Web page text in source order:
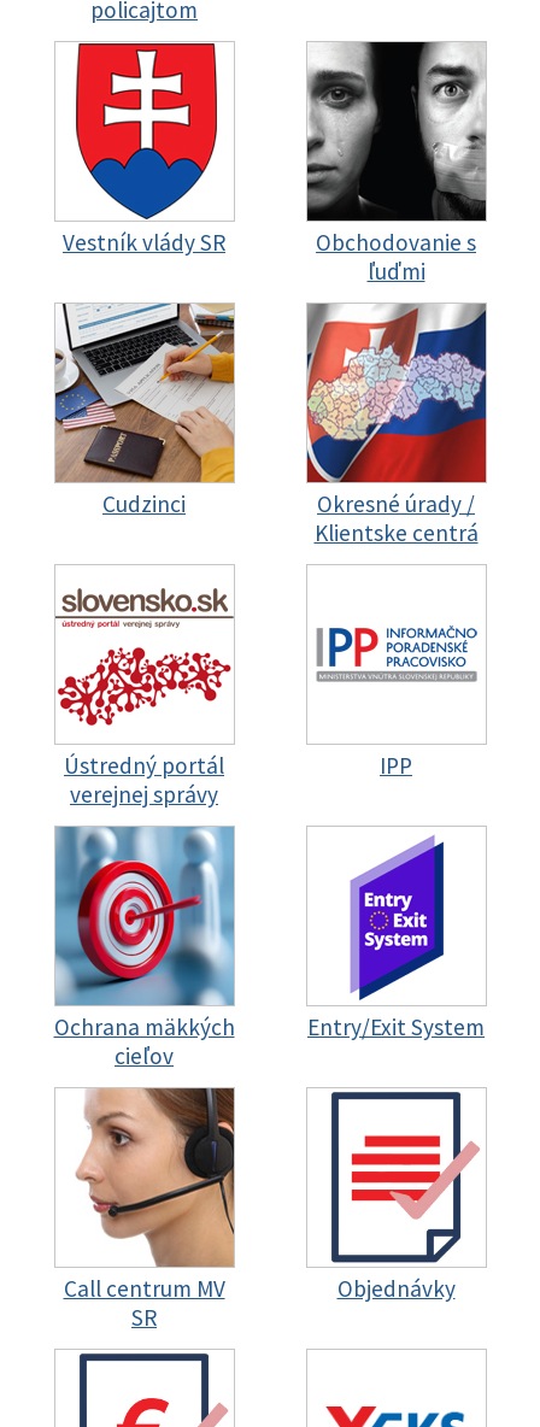
policajtom
Vestník vlády SR
Obchodovanie s
ľuďmi
Cudzinci
Okresné úrady /
Klientske centrá
Ústredný portál
verejnej správy
IPP
Ochrana mäkkých
cieľov
Entry/Exit System
Call centrum MV
SR
Objednávky